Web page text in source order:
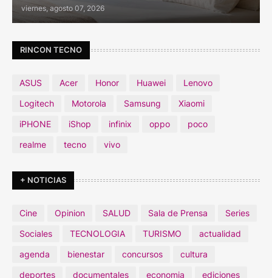
viernes, agosto 07, 2026
RINCON TECNO
ASUS Acer Honor Huawei
Lenovo
Logitech
Motorola Samsung
Xiaomi
iPHONE
iShop infinix oppo
poco
realme
tecno vivo
+ NOTICIAS
Cine Opinion SALUD Sala de Prensa
Series
Sociales
TECNOLOGIA TURISMO
actualidad
agenda
bienestar concursos
cultura
deportes
documentales economia
ediciones